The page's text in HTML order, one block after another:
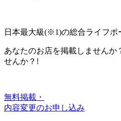
日本最大級(※1)の総合ライフポ
あなたのお店を掲載しませんか
せんか？!
無料掲載・
内容変更のお申し込み